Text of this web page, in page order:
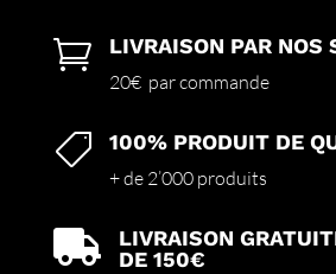
 LIVRAISON PAR NOS
20€ par commande
 100% PRODUIT DE
+ de 2’000 produits

LIVRAISON
DE 150€